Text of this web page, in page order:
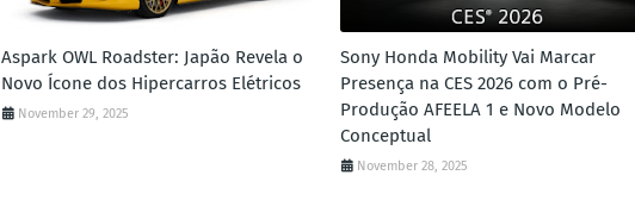
Aspark OWL Roadster: Japão Revela o
Novo Ícone dos Hipercarros Elétricos
November 29, 2025
Sony Honda Mobility Vai Marcar
Presença na CES 2026 com o Pré-
Produção AFEELA 1 e Novo Modelo
Conceptual
November 28, 2025